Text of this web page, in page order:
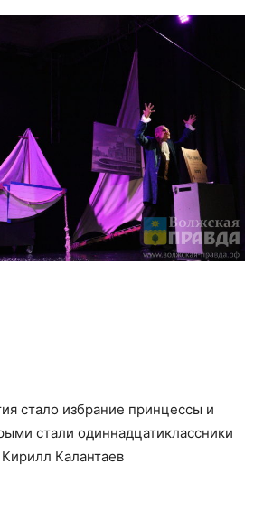
стало избрание принцессы и
стали одиннадцатиклассники
Калантаев